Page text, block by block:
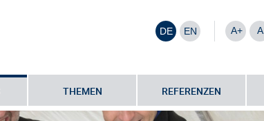
DE EN A+ A
THEMEN REFERENZEN